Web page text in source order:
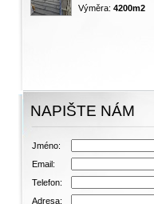
Výměra: 4200m2
NAPIŠTE NÁM
Jméno:
Email:
Telefon:
Adresa: